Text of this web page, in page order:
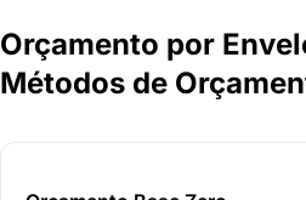
Orçamento por
Métodos de